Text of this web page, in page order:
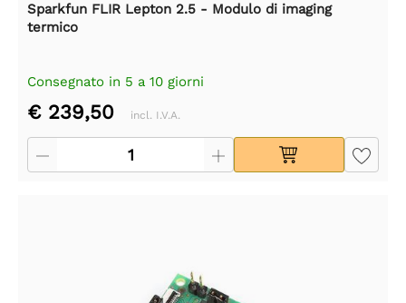
Sparkfun FLIR Lepton 2.5 - Modulo di imaging
termico
Consegnato in 5 a 10 giorni
€ 239,50 incl. I.V.A.